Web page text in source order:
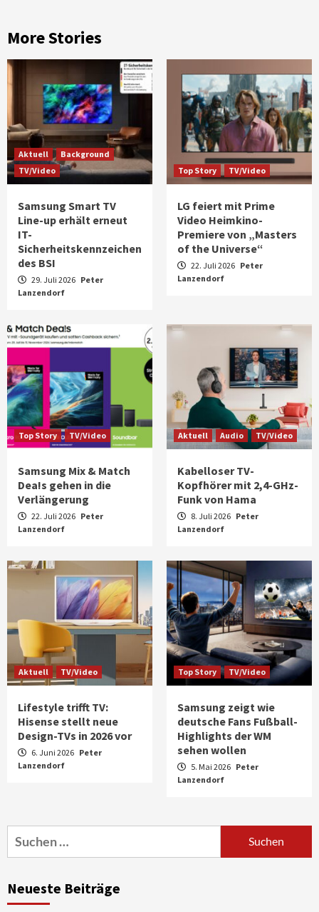
More Stories
Aktuell
Background
TV/Video
Samsung Smart TV
Line-up erhält erneut
IT-
Sicherheitskennzeichen
des BSI
29. Juli 2026 Peter
Lanzendorf
Top Story TV/Video
LG feiert mit Prime
Video Heimkino-
Premiere von „Masters
of the Universe“
22. Juli 2026 Peter
Lanzendorf
Top Story TV/Video
Samsung Mix & Match
Dea!s gehen in die
Verlängerung
22. Juli 2026 Peter
Lanzendorf
Aktuell Audio TV/Video
Kabelloser TV-
Kopfhörer mit 2,4-GHz-
Funk von Hama
8. Juli 2026 Peter
Lanzendorf
Aktuell TV/Video
Lifestyle trifft TV:
Hisense stellt neue
Design-TVs in 2026 vor
6. Juni 2026 Peter
Lanzendorf
Top Story TV/Video
Samsung zeigt wie
deutsche Fans Fußball-
Highlights der WM
sehen wollen
5. Mai 2026 Peter
Lanzendorf
Suchen
nach:
Neueste Beiträge
4
News aus dem Internet
Fernsehgeräte